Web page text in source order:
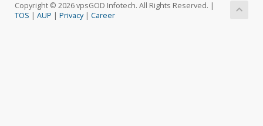
Copyright © 2026 vpsGOD Infotech. All Rights Reserved. |
TOS | AUP | Privacy| Career